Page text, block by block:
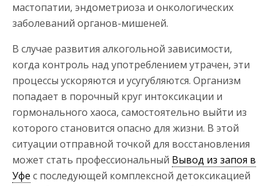
мастопатии, эндометриоза и онкологических
заболеваний органов-мишеней.
В случае развития алкогольной зависимости,
когда контроль над употреблением утрачен, эти
процессы ускоряются и усугубляются. Организм
попадает в порочный круг интоксикации и
гормонального хаоса, самостоятельно выйти из
которого становится опасно для жизни. В этой
ситуации отправной точкой для восстановления
может стать профессиональный Вывод из запоя в
Уфе с последующей комплексной детоксикацией